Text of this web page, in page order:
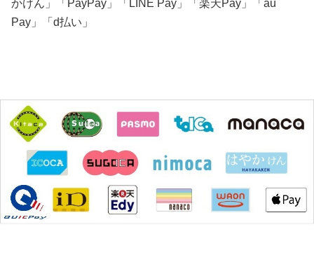
かけん」「PayPay」「LINE Pay」「楽天Pay」「au
Pay」「d払い」